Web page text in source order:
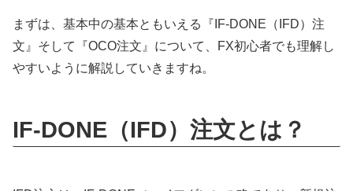
まずは、基本中の基本ともいえる『IF-DONE（IFD）注
文』そして『OCO注文』について、FX初心者でも理解し
やすいように解説していきますね。
IF-DONE（IFD）注文とは？